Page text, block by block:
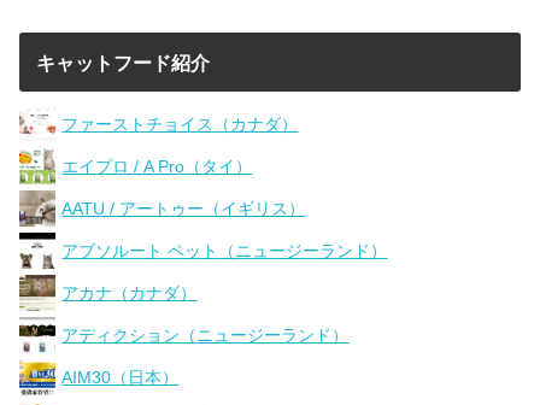
キャットフード紹介
ファーストチョイス（カナダ）
エイプロ / A Pro（タイ）
AATU / アートゥー（イギリス）
アブソルート ペット（ニュージーランド）
アカナ（カナダ）
アディクション（ニュージーランド）
AIM30（日本）